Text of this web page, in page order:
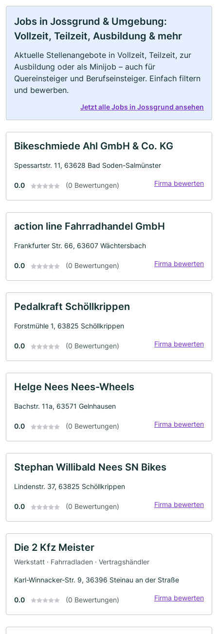
Jobs in Jossgrund & Umgebung:
Vollzeit, Teilzeit, Ausbildung & mehr
Aktuelle Stellenangebote in Vollzeit, Teilzeit, zur
Ausbildung oder als Minijob – auch für
Quereinsteiger und Berufseinsteiger. Einfach filtern
und bewerben.
Jetzt alle Jobs in Jossgrund ansehen
Bikeschmiede Ahl GmbH & Co. KG
Spessartstr. 11, 63628 Bad Soden-Salmünster
0.0 (0 Bewertungen) Firma bewerten
action line Fahrradhandel GmbH
Frankfurter Str. 66, 63607 Wächtersbach
0.0 (0 Bewertungen) Firma bewerten
Pedalkraft Schöllkrippen
Forstmühle 1, 63825 Schöllkrippen
0.0 (0 Bewertungen) Firma bewerten
Helge Nees Nees-Wheels
Bachstr. 11a, 63571 Gelnhausen
0.0 (0 Bewertungen) Firma bewerten
Stephan Willibald Nees SN Bikes
Lindenstr. 37, 63825 Schöllkrippen
0.0 (0 Bewertungen) Firma bewerten
Die 2 Kfz Meister
Werkstatt · Fahrradladen · Vertragshändler
Karl-Winnacker-Str. 9, 36396 Steinau an der Straße
0.0 (0 Bewertungen) Firma bewerten